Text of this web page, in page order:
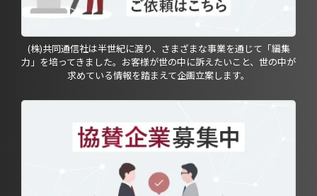
(株)共同通信社は半世紀に渡り、さまざまな事業を通じて「編集
力」を培ってきました。お客様が世の中に訴えたいこと、世の中が
求めている情報を踏まえて企画立案します。